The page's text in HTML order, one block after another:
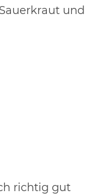
und
richtig gut